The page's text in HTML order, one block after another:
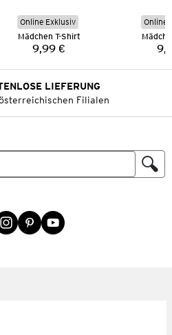
Online Exklusiv
Mädchen T-Shirt
Preis:
9,99 €
Online
LIEFERUNG
Filialen